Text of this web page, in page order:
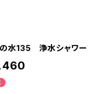
の水135 浄水シャワー